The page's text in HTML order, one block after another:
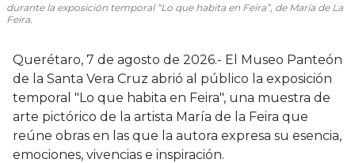
durante la exposición temporal “Lo que habita en Feira”, de María de La
Feira.
Querétaro, 7 de agosto de 2026.- El Museo Panteón
de la Santa Vera Cruz abrió al público la exposición
temporal "Lo que habita en Feira", una muestra de
arte pictórico de la artista María de la Feira que
reúne obras en las que la autora expresa su esencia,
emociones, vivencias e inspiración.